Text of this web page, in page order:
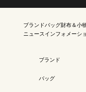
ブランドバッグ財布＆小
ニュースインフォメーシ
ブランド
バッグ